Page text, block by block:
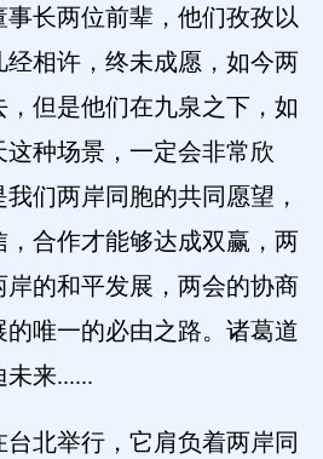
长两位前辈，他们孜孜以
相许，终未成愿，如今两
但是他们在九泉之下，如
种场景，一定会非常欣
们两岸同胞的共同愿望，
合作才能够达成双赢，两
岸的和平发展，两会的协商
唯一的必由之路。诸葛道
来......
北举行，它肩负着两岸同